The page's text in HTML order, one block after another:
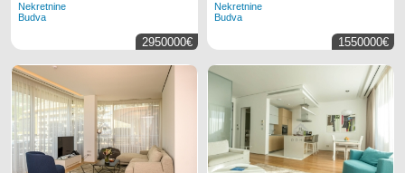
Nekretnine
Budva
2950000€
Nekretnine
Budva
1550000€